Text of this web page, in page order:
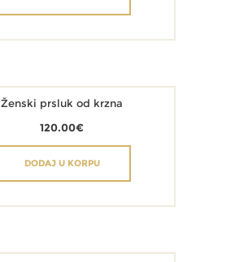
Ženski prsluk od krzna
120.00€
DODAJ U KORPU